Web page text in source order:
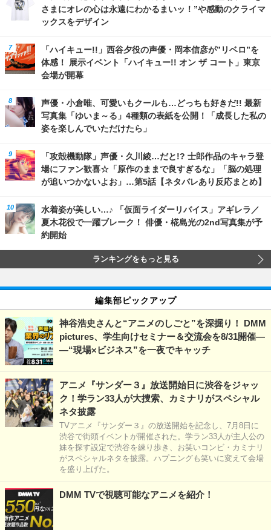
さまにオレの心は永遠にわかるまいッ！”や感動のクライマ
ックスをデザイン
「ハイキュー!!」西谷夕役の声優・岡本信彦が”リベロ”を
体感！ 展示イベント「ハイキュー!! オン ザ コート」東京
会場が開幕
声優・小倉唯、可愛いもクールも…どっちも好きだ!! 最新
写真集「ゆいま～る」4種類の表紙を公開！「成長した私の
姿を楽しんでいただけたら」
「攻殻機動隊」声優・久川綾…だと!? 士郎作品のキャラ登
場にファン歓喜☆「原作のままで良すぎるな」「脳の処理
が追いつかないよお」…第5話【ネタバレあり反応まとめ】
水着姿が美しい…♪ 「仮面ライダーリバイス」アギレラ／
夏木花役で一躍ブレーク！ 俳優・椛島光の2nd写真集が予
約開始
ランキングをもっと見る
編集部ピックアップ
神谷浩史さんと“アニメのしごと”を深掘り！ DMM
pictures、学生向けセミナー＆交流会を8/31開催―
―“現場×ビジネス”を一夜でキャッチ
アニメ『サンダー３』放送開始日に渋谷をジャッ
ク！学ラン33人が大捜索、カミナリがスペシャル
ネタ披露
TVアニメ『サンダー３』の放送開始を記念し、7月8日に
渋谷で街頭イベントが開催された。学ラン33人が主人公の
妹を探す設定で渋谷を練り歩き、お笑いコンビ・カミナリ
がスペシャルネタを披露。ハプニングも笑いに変えて会場
を盛り上げた。
DMM TVで視聴可能なアニメを紹介！